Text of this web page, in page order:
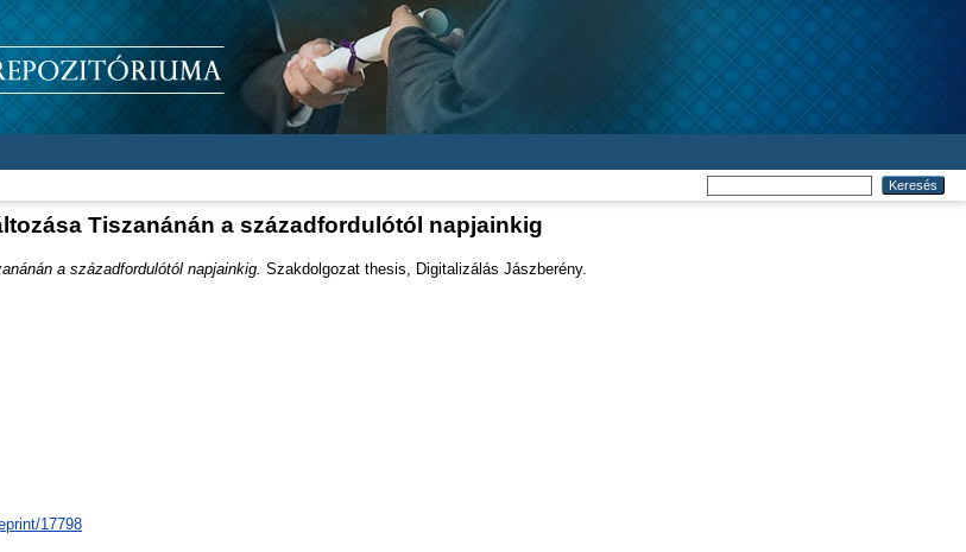
Tiszanánán a századfordulótól napjainkig
a századfordulótól napjainkig. Szakdolgozat thesis, Digitalizálás Jászberény.
17798